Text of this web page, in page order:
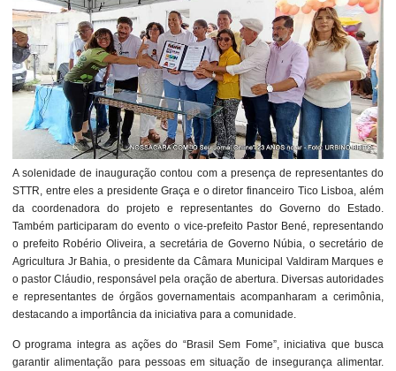
A solenidade de inauguração contou com a presença de representantes do
STTR, entre eles a presidente Graça e o diretor financeiro Tico Lisboa, além
da coordenadora do projeto e representantes do Governo do Estado.
Também participaram do evento o vice-prefeito Pastor Bené, representando
o prefeito Robério Oliveira, a secretária de Governo Núbia, o secretário de
Agricultura Jr Bahia, o presidente da Câmara Municipal Valdiram Marques e
o pastor Cláudio, responsável pela oração de abertura. Diversas autoridades
e representantes de órgãos governamentais acompanharam a cerimônia,
destacando a importância da iniciativa para a comunidade.
O programa integra as ações do “Brasil Sem Fome”, iniciativa que busca
garantir alimentação para pessoas em situação de insegurança alimentar.